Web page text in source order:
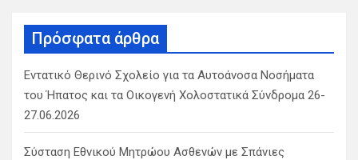
h
Πρόσφατα άρθρα
Εντατικό Θερινό Σχολείο για τα Αυτοάνοσα Νοσήματα
του Ήπατος και τα Οικογενή Χολοστατικά Σύνδρομα 26-
27.06.2026
Σύσταση Εθνικού Μητρώου Ασθενών με Σπάνιες